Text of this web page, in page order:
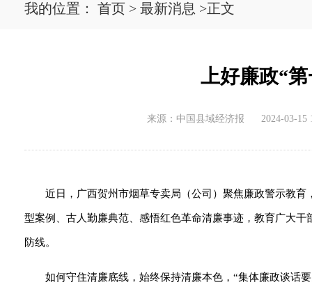
我的位置： 首页 > 最新消息 >正文
上好廉政“
来源：中国县域经济报 2024-03-15
近日，广西贺州市烟草专卖局（公司）聚焦廉政警示教
型案例、古人勤廉典范、感悟红色革命清廉事迹，教育广大
防线。
如何守住清廉底线，始终保持清廉本色，“集体廉政谈话